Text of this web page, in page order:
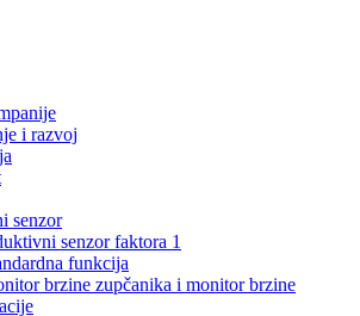
i razvoj
senzor
senzor faktora 1
funkcija
brzine zupčanika i monitor brzine